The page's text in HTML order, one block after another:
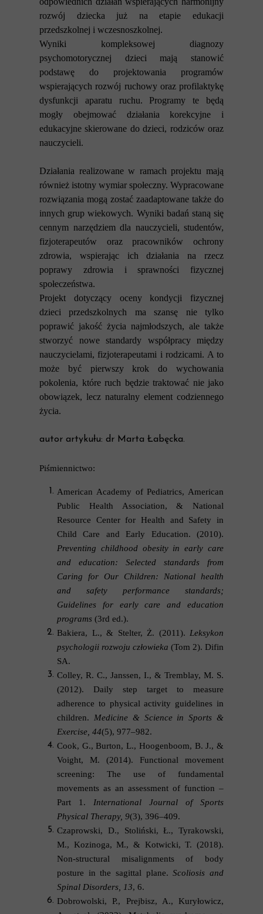
rozwój dziecka już na etapie edukacji
przedszkolnej i wczesnoszkolnej.
Wyniki kompleksowej diagnozy
psychomotorycznej dzieci mają stanowić
podstawę do projektowania programów
wspierających rozwój ruchowy oraz profilaktykę
dysfunkcji aparatu ruchu. Programy te będą
mogły obejmować działania korekcyjne i
edukacyjne skierowane do dzieci, rodziców oraz
nauczycieli.
Działania realizowane w ramach projektu mają
również istotny wymiar społeczny. Wypracowane
rozwiązania mogą zostać zaadaptowane także do
innych grup wiekowych. Wyniki badań staną się
cennym narzędziem dla nauczycieli, studentów,
fizjoterapeutów oraz pracowników ochrony
zdrowia, wspierając ich działania na rzecz
poprawy zdrowia i sprawności fizycznej
społeczeństwa.
Projekt dotyczący oceny kondycji fizycznej
dzieci przedszkolnych ma szansę nie tylko
poprawić jakość życia najmłodszych, ale także
stworzyć nowe standardy współpracy między
nauczycielami, fizjoterapeutami i rodzicami. A to
może być pierwszy krok do wychowania
pokolenia, które ruch będzie traktować nie jako
obowiązek, lecz naturalny element codziennego
życia.
autor artykułu: dr Marta Łabęcka.
Piśmiennictwo:
American Academy of Pediatrics, American
Public Health Association, & National
Resource Center for Health and Safety in
Child Care and Early Education. (2010).
Preventing childhood obesity in early care
and education: Selected standards from
Caring for Our Children: National health
and safety performance standards;
Guidelines for early care and education
programs (3rd ed.).
Bakiera, L., & Stelter, Ż. (2011). Leksykon
psychologii rozwoju człowieka (Tom 2). Difin
SA.
Colley, R. C., Janssen, I., & Tremblay, M. S.
(2012). Daily step target to measure
adherence to physical activity guidelines in
children. Medicine & Science in Sports &
Exercise, 44(5), 977–982.
Cook, G., Burton, L., Hoogenboom, B. J., &
Voight, M. (2014). Functional movement
screening: The use of fundamental
movements as an assessment of function –
Part 1. International Journal of Sports
Physical Therapy, 9(3), 396–409.
Czaprowski, D., Stoliński, Ł., Tyrakowski,
M., Kozinoga, M., & Kotwicki, T. (2018).
Non-structural misalignments of body
posture in the sagittal plane.Scoliosis and
Spinal Disorders, 13, 6.
Dobrowolski, P., Prejbisz, A., Kuryłowicz,